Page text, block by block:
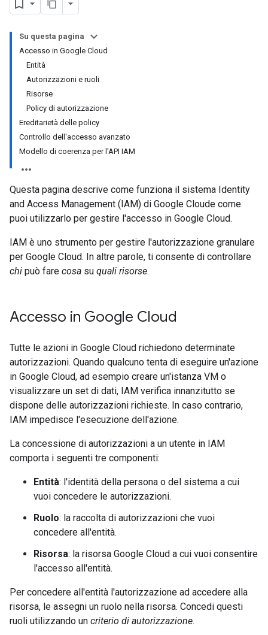
Su questa pagina
Accesso in Google Cloud
Entità
Autorizzazioni e ruoli
Risorse
Policy di autorizzazione
Ereditarietà delle policy
Controllo dell'accesso avanzato
Modello di coerenza per l'API IAM
Questa pagina descrive come funziona il sistema Identity
and Access Management (IAM) di Google Cloude come
puoi utilizzarlo per gestire l'accesso in Google Cloud.
IAM è uno strumento per gestire l'autorizzazione granulare
per Google Cloud. In altre parole, ti consente di controllare
chi può fare cosa su quali risorse.
Accesso in Google Cloud
Tutte le azioni in Google Cloud richiedono determinate
autorizzazioni. Quando qualcuno tenta di eseguire un'azione
in Google Cloud, ad esempio creare un'istanza VM o
visualizzare un set di dati, IAM verifica innanzitutto se
dispone delle autorizzazioni richieste. In caso contrario,
IAM impedisce l'esecuzione dell'azione.
La concessione di autorizzazioni a un utente in IAM
comporta i seguenti tre componenti:
Entità: l'identità della persona o del sistema a cui
vuoi concedere le autorizzazioni.
Ruolo: la raccolta di autorizzazioni che vuoi
concedere all'entità.
Risorsa: la risorsa Google Cloud a cui vuoi consentire
l'accesso all'entità.
Per concedere all'entità l'autorizzazione ad accedere alla
risorsa, le assegni un ruolo nella risorsa. Concedi questi
ruoli utilizzando un criterio di autorizzazione.